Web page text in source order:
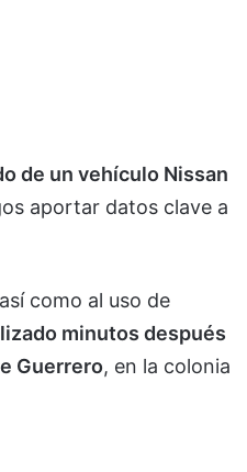
de un vehículo Nissan
aportar datos clave a
como al uso de
minutos después
Guerrero, en la colonia